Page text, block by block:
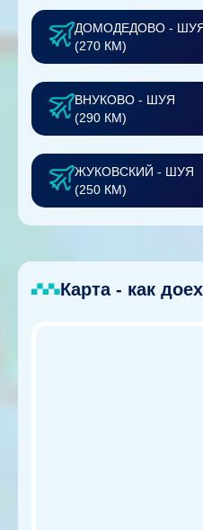
ДОМОДЕДОВО -
(270 КМ)
ВНУКОВО - ШУЯ
(290 КМ)
ЖУКОВСКИЙ - ШУЯ
(250 КМ)
Карта - как